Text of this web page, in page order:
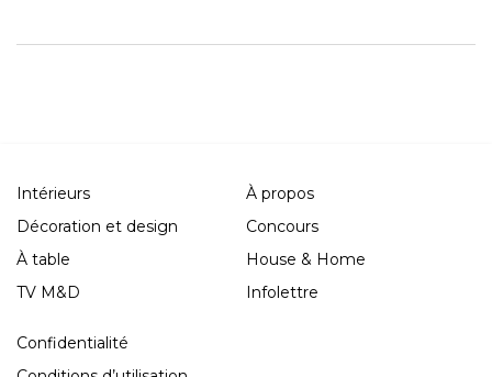
Intérieurs
Décoration et design
À table
TV M&D
À propos
Concours
House & Home
Infolettre
Confidentialité